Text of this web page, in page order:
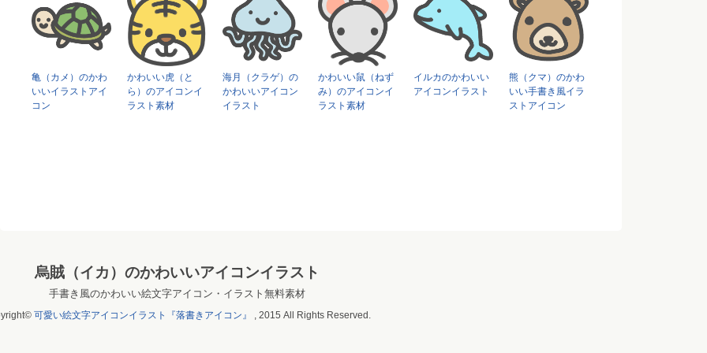
亀（カメ）のかわ
いいイラストアイ
コン
かわいい虎（と
ら）のアイコンイ
ラスト素材
海月（クラゲ）の
かわいいアイコン
イラスト
かわいい鼠（ねず
み）のアイコンイ
ラスト素材
イルカのかわいい
アイコンイラスト
熊（クマ）のかわ
いい手書き風イラ
ストアイコン
烏賊（イカ）のかわいいアイコンイラスト
手書き風のかわいい絵文字アイコン・イラスト無料素材
可愛い絵文字アイコンイラスト『落書きアイコン』 , 2015 All Rights Reserved.